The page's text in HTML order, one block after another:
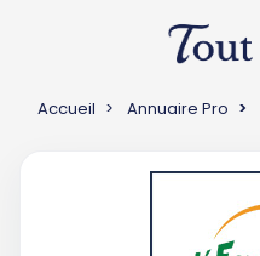
Accueil Annuaire Pro